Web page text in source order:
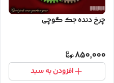
چرخ دنده جک گوچی
850,000
افزودن به سبد